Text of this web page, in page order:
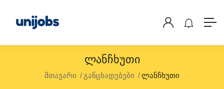
Ლანჩხუთი
მთავარი განცხადებები ლანჩხუთი